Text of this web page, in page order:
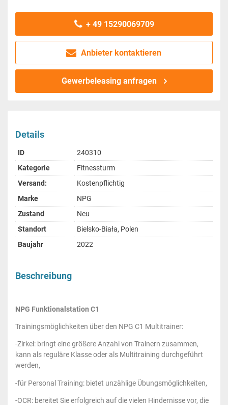
+ 49 15290069709
Anbieter kontaktieren
Gewerbeleasing anfragen
Details
ID
240310
Kategorie
Fitnessturm
Versand:
Kostenpflichtig
Marke
NPG
Zustand
Neu
Standort
Bielsko-Biała, Polen
Baujahr
2022
Beschreibung
NPG Funktionalstation C1
Trainingsmöglichkeiten über den NPG C1 Multitrainer:
-Zirkel: bringt eine größere Anzahl von Trainern zusammen,
kann als reguläre Klasse oder als Multitraining durchgeführt
werden,
-für Personal Training: bietet unzählige Übungsmöglichkeiten,
-OCR: bereitet Sie erfolgreich auf die vielen Hindernisse vor, die